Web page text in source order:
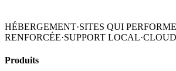
HÉBERGEMENT·SITES QUI
RENFORCÉE·SUPPORT LOCAL·
Produits